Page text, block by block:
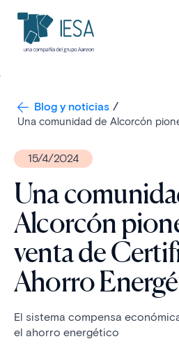
Blog y noticias
15/4/2024
Una
Alcorcón
venta de
Ahorro
El sistema compensa
el ahorro energético